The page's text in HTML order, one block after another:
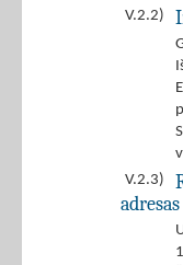
V.2.2)
V.2.3)
adresas